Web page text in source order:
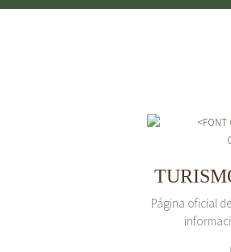
Página oficial